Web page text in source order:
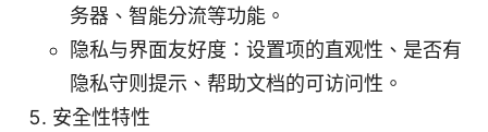
务器、智能分流等功能。
隐私与界面友好度：设置项的直观性、是否有
隐私守则提示、帮助文档的可访问性。
安全性特性